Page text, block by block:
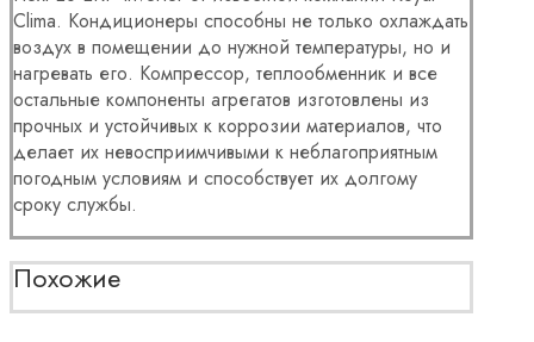
Clima. Кондиционеры способны не только охлаждать
воздух в помещении до нужной температуры, но и
нагревать его. Компрессор, теплообменник и все
остальные компоненты агрегатов изготовлены из
прочных и устойчивых к коррозии материалов, что
делает их невосприимчивыми к неблагоприятным
погодным условиям и способствует их долгому
сроку службы.
Похожие